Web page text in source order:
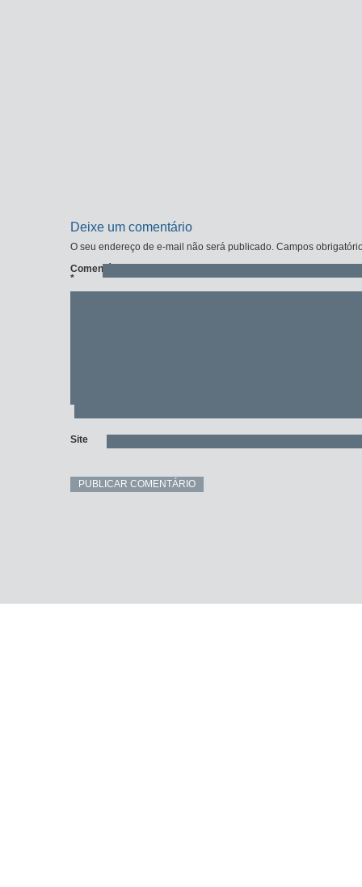
Deixe um comentário
O seu endereço de e-mail não será publicado. Campos
Comentário
*
Site